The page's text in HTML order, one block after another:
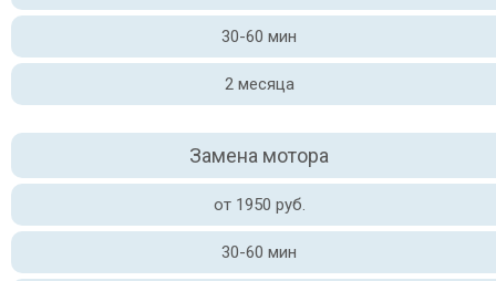
30-60 мин
2 месяца
Замена мотора
от 1950 руб.
30-60 мин